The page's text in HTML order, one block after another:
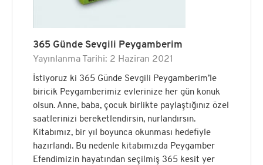
Hayat Rehberi Kur’an Tefsiri
Yayınlanma Tarihi: 18 Ocak 2022
Diyanet İşleri Başkanlığı, toplumu din konusunda
aydınlatma görevi uyarınca ve İslam’ın, insanlığın
yolunu ve ufkunu aydınlatan ilkelerinin
yeryüzünün her köşesine ulaşması idealiyle,
kuruluşundan günümüze birçok eser yayınlamış
ve nice hizmetler üretmiştir. Elinizdeki eser de
Başkanlığın, yüce kitabımız Kur’ân-ı Kerîm’in
365 Günde Sevgili Peygamberim
Yayınlanma Tarihi: 2 Haziran 2021
İstiyoruz ki 365 Günde Sevgili Peygamberim’le
biricik Peygamberimiz evlerinize her gün konuk
olsun. Anne, baba, çocuk birlikte paylaştığınız özel
saatlerinizi bereketlendirsin, nurlandırsın.
Kitabımız, bir yıl boyunca okunması hedefiyle
hazırlandı. Bu nedenle kitabımızda Peygamber
Efendimizin hayatından seçilmiş 365 kesit yer